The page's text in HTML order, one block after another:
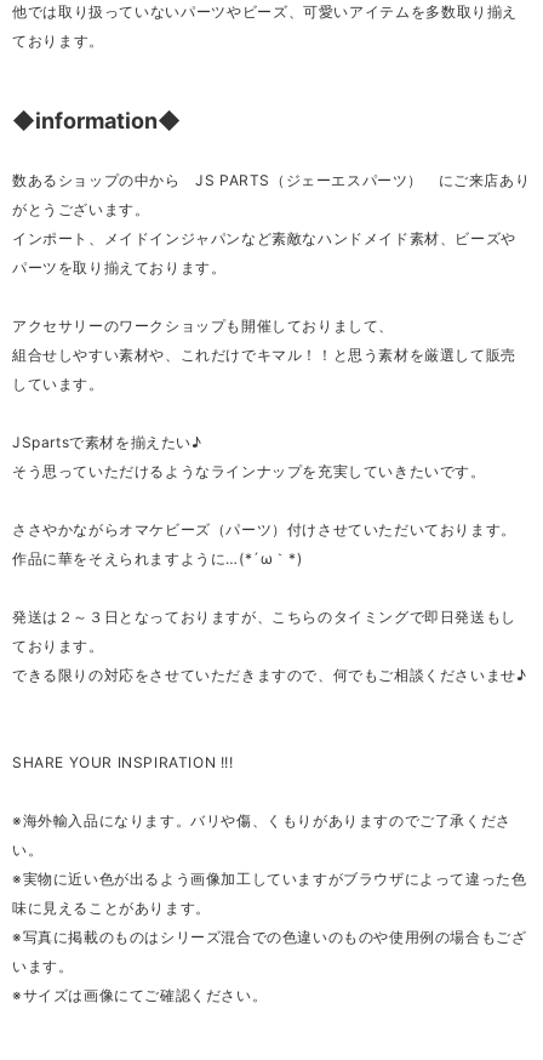
他では取り扱っていないパーツやビーズ、可愛いアイテムを多数取り揃え
ております。
◆information◆
数あるショップの中から JS PARTS（ジェーエスパーツ） にご来店あり
がとうございます。
インポート、メイドインジャパンなど素敵なハンドメイド素材、ビーズや
パーツを取り揃えております。
アクセサリーのワークショップも開催しておりまして、
組合せしやすい素材や、これだけでキマル！！と思う素材を厳選して販売
しています。
JSpartsで素材を揃えたい♪
そう思っていただけるようなラインナップを充実していきたいです。
ささやかながらオマケビーズ（パーツ）付けさせていただいております。
作品に華をそえられますように…(*´ω｀*)
発送は２～３日となっておりますが、こちらのタイミングで即日発送もし
ております。
できる限りの対応をさせていただきますので、何でもご相談くださいませ♪
SHARE YOUR INSPIRATION !!!
※海外輸入品になります。バリや傷、くもりがありますのでご了承くださ
い。
※実物に近い色が出るよう画像加工していますがブラウザによって違った色
味に見えることがあります。
※写真に掲載のものはシリーズ混合での色違いのものや使用例の場合もござ
います。
※サイズは画像にてご確認ください。